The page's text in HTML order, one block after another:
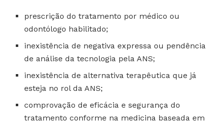
prescrição do tratamento por médico ou
odontólogo habilitado;
inexistência de negativa expressa ou pendência
de análise da tecnologia pela ANS;
inexistência de alternativa terapêutica que já
esteja no rol da ANS;
comprovação de eficácia e segurança do
tratamento conforme na medicina baseada em